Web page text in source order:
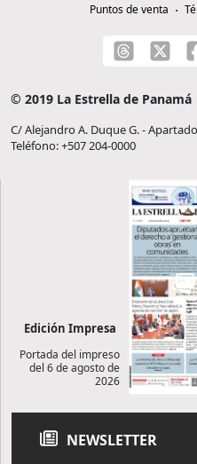
Puntos de venta
© 2019 La Estrella de Panamá
C/ Alejandro A. Duque G. -
Teléfono: +507 204-0000
Edición Impresa
Portada del impreso
del 6 de agosto de
2026
NEWSLETTER